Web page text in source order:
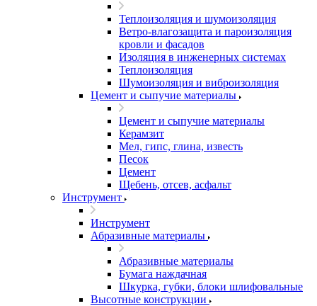
Теплоизоляция и шумоизоляция
Ветро-влагозащита и пароизоляция
кровли и фасадов
Изоляция в инженерных системах
Теплоизоляция
Шумоизоляция и виброизоляция
Цемент и сыпучие материалы
Цемент и сыпучие материалы
Керамзит
Мел, гипс, глина, известь
Песок
Цемент
Щебень, отсев, асфальт
Инструмент
Инструмент
Абразивные материалы
Абразивные материалы
Бумага наждачная
Шкурка, губки, блоки шлифовальные
Высотные конструкции